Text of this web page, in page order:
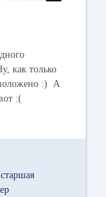
как только
положено :) А
:(
старшая